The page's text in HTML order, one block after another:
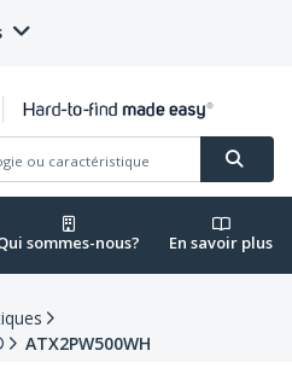
sommes-nous? En savoir plus
ATX2PW500WH